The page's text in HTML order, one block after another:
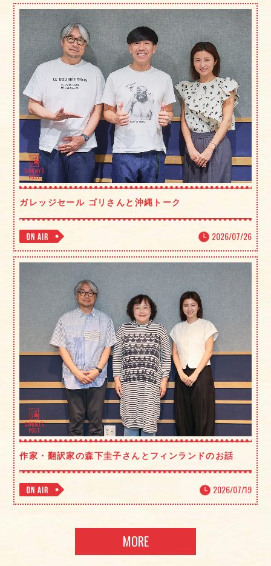
ガレッジセール ゴリさんと沖縄トーク
2026/07/26
作家・翻訳家の森下圭子さんとフィンランドのお話
2026/07/19
MORE